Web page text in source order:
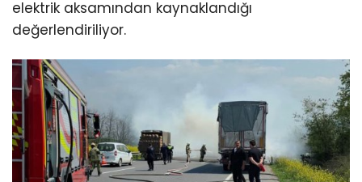
elektrik aksamından kaynaklandığı
değerlendiriliyor.